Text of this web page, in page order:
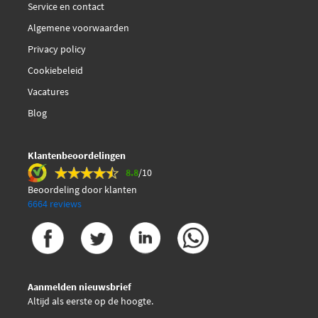
Bosch 1 987 474 366
Brembo P 06 011
Brembo P 06 016
Brembo P 06 026
Brembo P 06 033
Brembo P 06 033X € 87,45
Brembo P 06 039
Service en contact
Algemene voorwaarden
Privacy policy
Cookiebeleid
Vacatures
Blog
Klantenbeoordelingen
8.8/10
Beoordeling door klanten
6664 reviews
Aanmelden nieuwsbrief
Altijd als eerste op de hoogte.